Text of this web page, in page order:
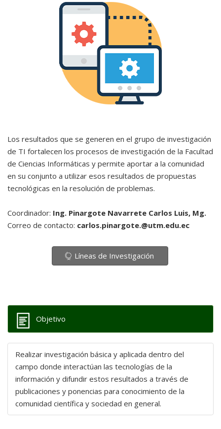
Los resultados que se generen en el grupo de investigación
de TI fortalecen los procesos de investigación de la Facultad
de Ciencias Informáticas y permite aportar a la comunidad
en su conjunto a utilizar esos resultados de propuestas
tecnológicas en la resolución de problemas.
Coordinador: Ing. Pinargote Navarrete Carlos Luis, Mg.
Correo de contacto: carlos.pinargote.@utm.edu.ec
Líneas de Investigación
Objetivo
Realizar investigación básica y aplicada dentro del
campo donde interactúan las tecnologías de la
información y difundir estos resultados a través de
publicaciones y ponencias para conocimiento de la
comunidad científica y sociedad en general.